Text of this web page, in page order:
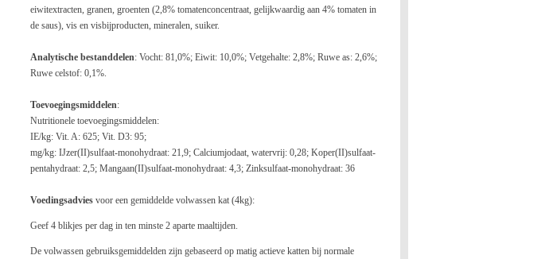
eiwitextracten, granen, groenten (2,8% tomatenconcentraat, gelijkwaardig aan 4% tomaten in
de saus), vis en visbijproducten, mineralen, suiker.
Analytische bestanddelen: Vocht: 81,0%; Eiwit: 10,0%; Vetgehalte: 2,8%; Ruwe as: 2,6%;
Ruwe celstof: 0,1%.
Toevoegingsmiddelen:
Nutritionele toevoegingsmiddelen:
IE/kg: Vit. A: 625; Vit. D3: 95;
mg/kg: IJzer(II)sulfaat-monohydraat: 21,9; Calciumjodaat, watervrij: 0,28; Koper(II)sulfaat-
pentahydraat: 2,5; Mangaan(II)sulfaat-monohydraat: 4,3; Zinksulfaat-monohydraat: 36
Voedingsadvies voor een gemiddelde volwassen kat (4kg):
Geef 4 blikjes per dag in ten minste 2 aparte maaltijden.
De volwassen gebruiksgemiddelden zijn gebaseerd op matig actieve katten bij normale